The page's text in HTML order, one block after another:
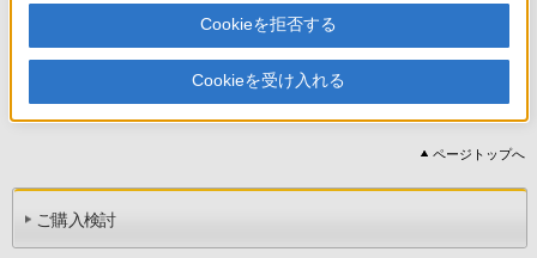
ジョイントアダプター
CCFN-JC1は、ハイブリッドファイバーケーブルCCFN-
100/50/25をジョイントするアダプターです。
ページトップへ
ご購入検討
Cookieを拒否する
Cookieを受け入れる